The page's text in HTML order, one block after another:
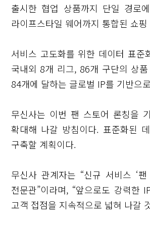
출시한 협업 상품까지 단일 경로
라이프스타일 웨어까지 통합된 쇼
서비스 고도화를 위한 데이터 표
국내외 8개 리그, 86개 구단의 상
84개에 달하는 글로벌 IP를 기반으
무신사는 이번 팬 스토어 론칭을
확대해 나갈 방침이다. 표준화된
구축할 계획이다.
무신사 관계자는 “신규 서비스 ‘
전문관”이라며, “앞으로도 강력한
고객 접점을 지속적으로 넓혀 나갈